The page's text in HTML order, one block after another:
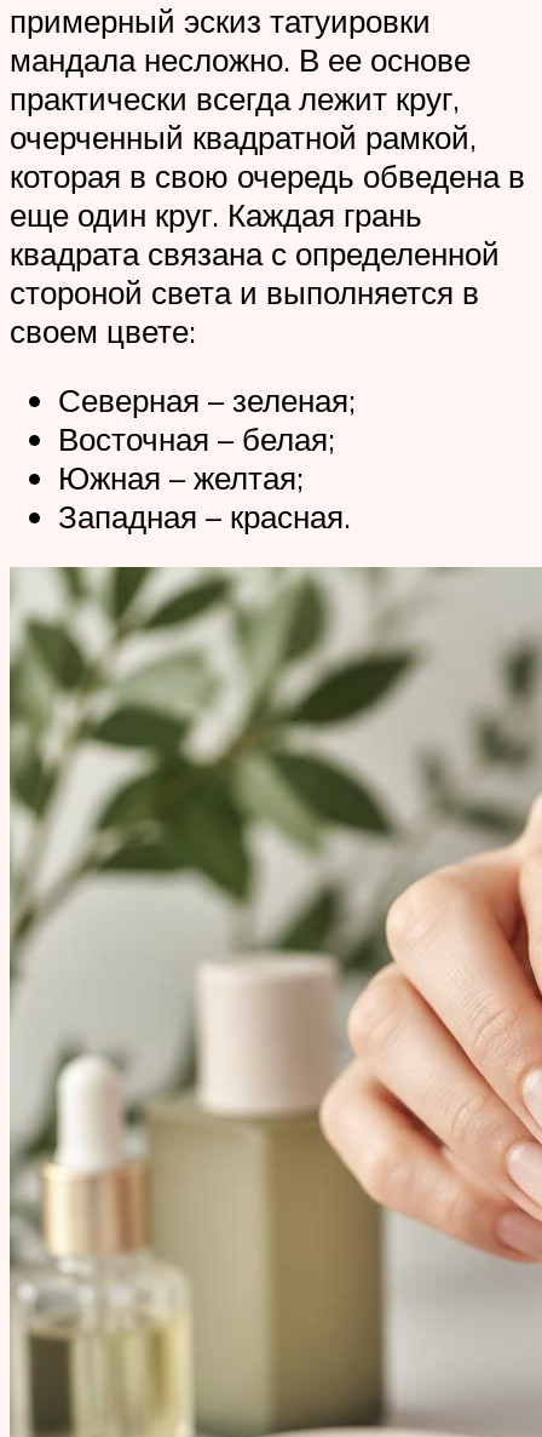
примерный эскиз татуировки
мандала несложно. В ее основе
практически всегда лежит круг,
очерченный квадратной рамкой,
которая в свою очередь обведена в
еще один круг. Каждая грань
квадрата связана с определенной
стороной света и выполняется в
своем цвете:
Северная – зеленая;
Восточная – белая;
Южная – желтая;
Западная – красная.